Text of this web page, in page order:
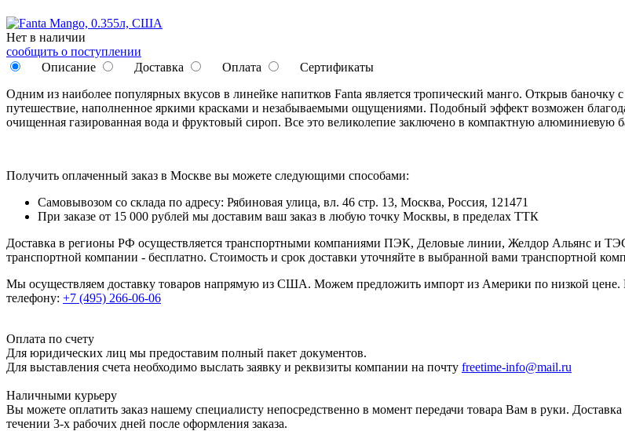
Нет в наличии
сообщить о поступлении
Описание
Доставка Оплата
Сертификаты
Одним из наиболее популярных вкусов в линейке напитков Fanta является тропический манго. Открыв баночку
путешествие, наполненное яркими красками и незабываемыми ощущениями. Подобный эффект возможен
очищенная газированная вода и фруктовый сироп. Все это великолепие заключено в компактную алюминиевую
Получить оплаченный заказ в Москве вы можете следующими способами:
Самовывозом со склада по адресу: Рябиновая улица, вл. 46 стр. 13, Москва, Россия, 121471
При заказе от 15 000 рублей мы доставим ваш заказ в любую точку Москвы, в пределах ТТК
Доставка в регионы РФ осуществляется транспортными компаниями ПЭК, Деловые линии, Желдор Альянс и
транспортной компании - бесплатно. Стоимость и срок доставки уточняйте в выбранной вами транспортной
Мы осуществляем доставку товаров напрямую из США. Можем предложить импорт из Америки по низкой цене.
телефону: +7 (495) 266-06-06
Оплата по счету
Для юридических лиц мы предоставим полный пакет документов.
Для выставления счета необходимо выслать заявку и реквизиты компании на почту freetime-info@mail.ru
Наличными курьеру
Вы можете оплатить заказ нашему специалисту непосредственно в момент передачи товара Вам в руки.
течении 3-х рабочих дней после оформления заказа.